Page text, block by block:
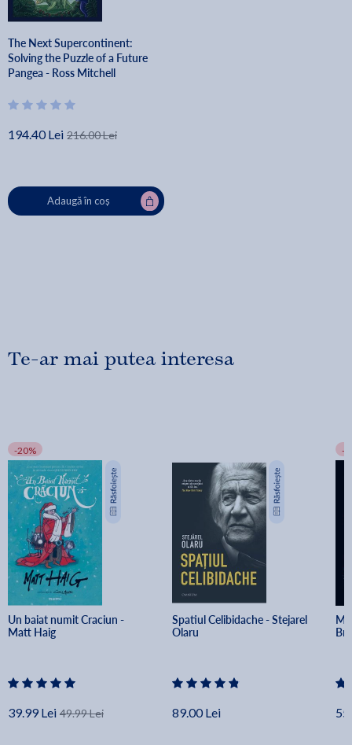
The Next Supercontinent:
Solving the Puzzle of a Future
Pangea - Ross Mitchell
194.40 Lei 216.00 Lei
Adaugă în coș
Te-ar mai putea interesa
-20%
Un baiat numit Craciun -
Matt Haig
39.99 Lei 49.99 Lei
Spatiul Celibidache - Stejarel
Olaru
89.00 Lei
-